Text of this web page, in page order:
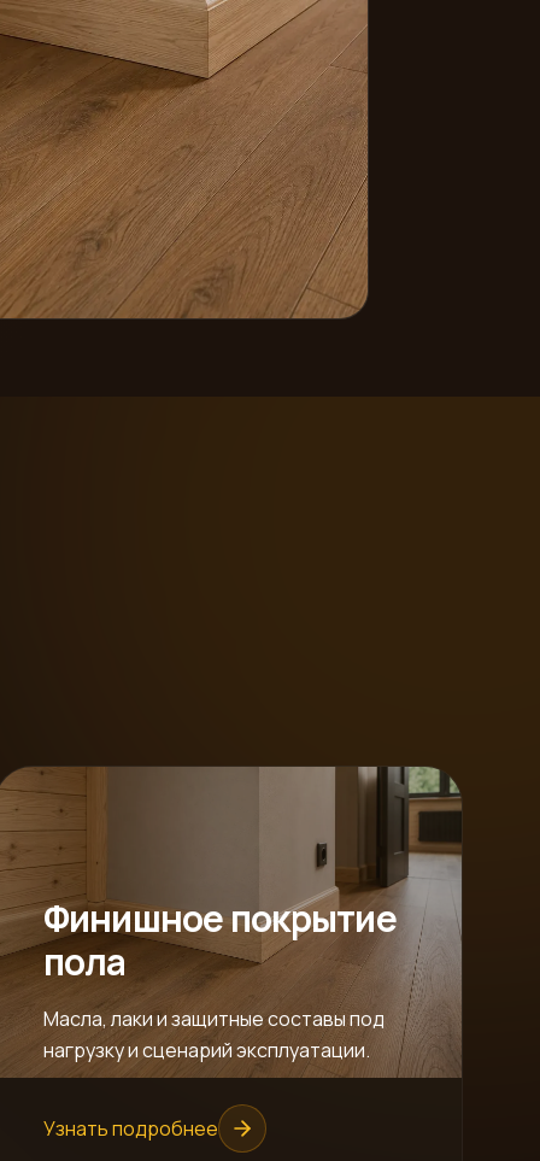
Финишное покрытие
пола
Масла, лаки и защитные составы под
нагрузку и сценарий эксплуатации.
Узнать подробнее